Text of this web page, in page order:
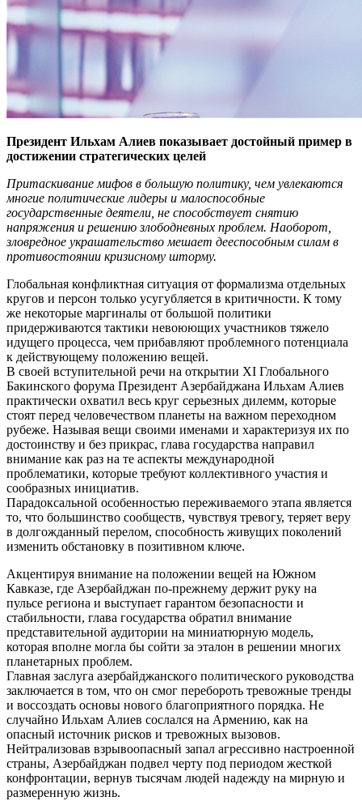
Президент Ильхам Алиев показывает достойный пример в
достижении стратегических целей
Притаскивание мифов в большую политику, чем увлекаются
многие политические лидеры и малоспособные
государственные деятели, не способствует снятию
напряжения и решению злободневных проблем. Наоборот,
зловредное украшательство мешает дееспособным силам в
противостоянии кризисному шторму.
Глобальная конфликтная ситуация от формализма отдельных
кругов и персон только усугубляется в критичности. К тому
же некоторые маргиналы от большой политики
придерживаются тактики невоюющих участников тяжело
идущего процесса, чем прибавляют проблемного потенциала
к действующему положению вещей.
В своей вступительной речи на открытии XI Глобального
Бакинского форума Президент Азербайджана Ильхам Алиев
практически охватил весь круг серьезных дилемм, которые
стоят перед человечеством планеты на важном переходном
рубеже. Называя вещи своими именами и характеризуя их по
достоинству и без прикрас, глава государства направил
внимание как раз на те аспекты международной
проблематики, которые требуют коллективного участия и
сообразных инициатив.
Парадоксальной особенностью переживаемого этапа является
то, что большинство сообществ, чувствуя тревогу, теряет веру
в долгожданный перелом, способность живущих поколений
изменить обстановку в позитивном ключе.
Акцентируя внимание на положении вещей на Южном
Кавказе, где Азербайджан по-прежнему держит руку на
пульсе региона и выступает гарантом безопасности и
стабильности, глава государства обратил внимание
представительной аудитории на миниатюрную модель,
которая вполне могла бы сойти за эталон в решении многих
планетарных проблем.
Главная заслуга азербайджанского политического руководства
заключается в том, что он смог перебороть тревожные тренды
и воссоздать основы нового благоприятного порядка. Не
случайно Ильхам Алиев сослался на Армению, как на
опасный источник рисков и тревожных вызовов.
Нейтрализовав взрывоопасный запал агрессивно настроенной
страны, Азербайджан подвел черту под периодом жесткой
конфронтации, вернув тысячам людей надежду на мирную и
размеренную жизнь.